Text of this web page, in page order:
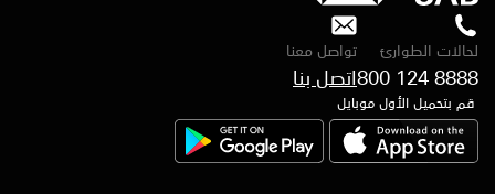
لحالات الطوارئ
800 124 8888
تواصل معنا
اتصل بنا
قم بتحميل الأول موبايل